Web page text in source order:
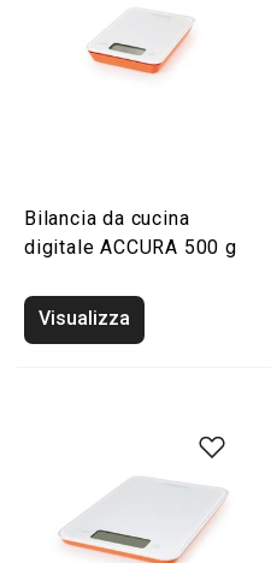
Bilancia da cucina
digitale ACCURA 500 g
Visualizza